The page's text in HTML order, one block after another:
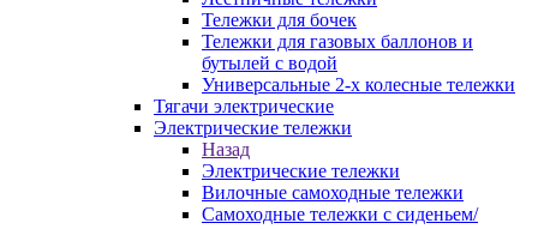
Тележки для бочек
Тележки для газовых баллонов и
бутылей с водой
Универсальные 2-х колесные тележки
Тягачи электрические
Электрические тележки
Назад
Электрические тележки
Вилочные самоходные тележки
Самоходные тележки с сиденьем/